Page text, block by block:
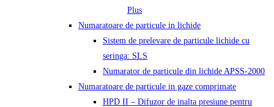
Plus
Numaratoare de particule in lichide
Sistem de prelevare de particule lichide cu
seringa: SLS
Numarator de particule din lichide APSS-2000
Numaratoare de particule in gaze comprimate
HPD II – Difuzor de inalta presiune pentru